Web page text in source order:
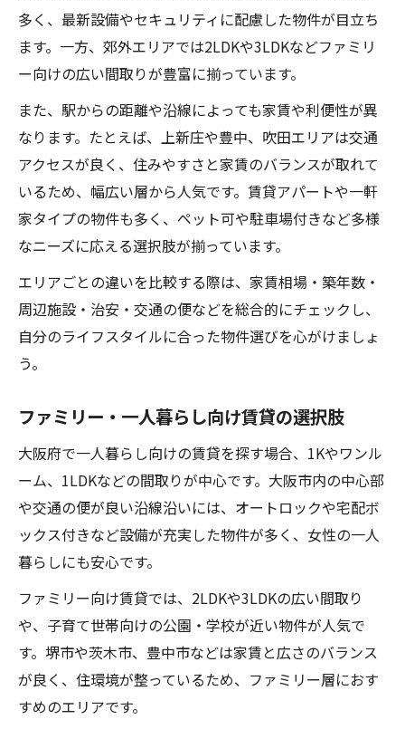
多く、最新設備やセキュリティに配慮した物件が目立ち
ます。一方、郊外エリアでは2LDKや3LDKなどファミリ
ー向けの広い間取りが豊富に揃っています。
また、駅からの距離や沿線によっても家賃や利便性が異
なります。たとえば、上新庄や豊中、吹田エリアは交通
アクセスが良く、住みやすさと家賃のバランスが取れて
いるため、幅広い層から人気です。賃貸アパートや一軒
家タイプの物件も多く、ペット可や駐車場付きなど多様
なニーズに応える選択肢が揃っています。
エリアごとの違いを比較する際は、家賃相場・築年数・
周辺施設・治安・交通の便などを総合的にチェックし、
自分のライフスタイルに合った物件選びを心がけましょ
う。
ファミリー・一人暮らし向け賃貸の選択肢
大阪府で一人暮らし向けの賃貸を探す場合、1Kやワンル
ーム、1LDKなどの間取りが中心です。大阪市内の中心部
や交通の便が良い沿線沿いには、オートロックや宅配ボ
ックス付きなど設備が充実した物件が多く、女性の一人
暮らしにも安心です。
ファミリー向け賃貸では、2LDKや3LDKの広い間取り
や、子育て世帯向けの公園・学校が近い物件が人気で
す。堺市や茨木市、豊中市などは家賃と広さのバランス
が良く、住環境が整っているため、ファミリー層におす
すめのエリアです。